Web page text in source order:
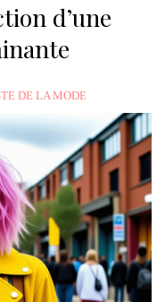
d’une
DE LA MODE